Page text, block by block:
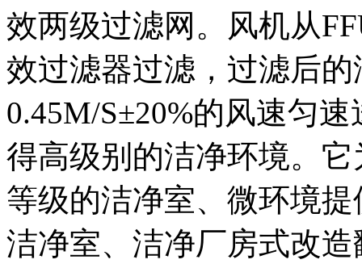
效两级过滤网。风机从
效过滤器过滤，过滤后
0.45M/S±20%的风速匀
得高级别的洁净环境。
等级的洁净室、微环境
洁净室、洁净厂房式改